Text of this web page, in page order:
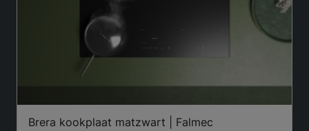
Brera kookplaat matzwart | Falmec